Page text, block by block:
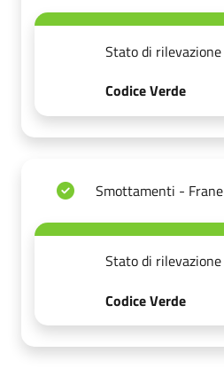
Stato di rilevazione
Codice Verde
Smottamenti - Frane
Stato di rilevazione
Codice Verde